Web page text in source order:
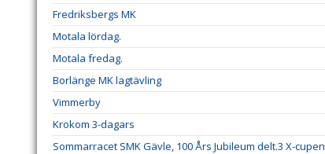
Fredriksbergs MK
Motala lördag.
Motala fredag.
Borlänge MK lagtävling
Vimmerby
Krokom 3-dagars
Sommarracet SMK Gävle, 100 Års Jubileum delt.3 X-cupen